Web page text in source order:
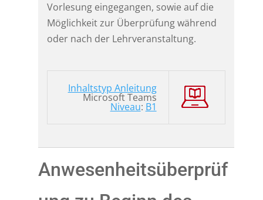
Vorlesung eingegangen, sowie auf die
Möglichkeit zur Überprüfung während
oder nach der Lehrveranstaltung.
Inhaltstyp Anleitung
Microsoft Teams
Niveau: B1
Anwesenheitsüberprüf